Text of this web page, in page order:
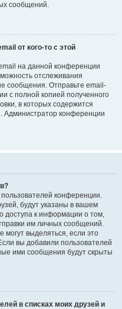
сообщений.
от кого-то с этой
на данной конференции
отслеживания
сообщения. Отправьте email-
с полной копией полученного
в которых содержится
Администратор конференции
пользователей конференции.
будут указаны в вашем
доступа к информации о том,
им личных сообщений.
могут выделяться, если это
вы добавили пользователей
ими сообщения будут скрыты
в списках моих друзей и